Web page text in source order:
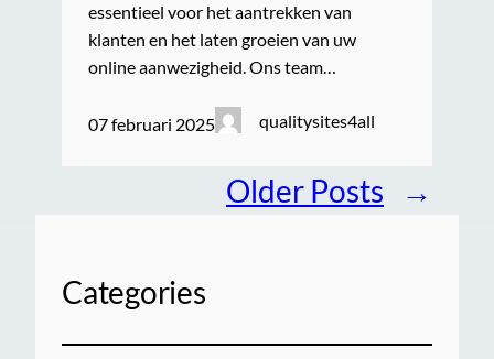
essentieel voor het aantrekken van
klanten en het laten groeien van uw
online aanwezigheid. Ons team…
07 februari 2025 qualitysites4all
Older Posts →
Categories